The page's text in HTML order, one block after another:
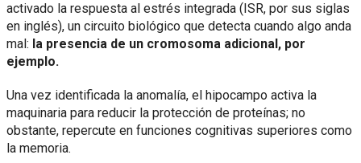
activado la respuesta al estrés integrada (ISR, por sus siglas
en inglés), un circuito biológico que detecta cuando algo anda
mal: la presencia de un cromosoma adicional, por
ejemplo.
Una vez identificada la anomalía, el hipocampo activa la
maquinaria para reducir la protección de proteínas; no
obstante, repercute en funciones cognitivas superiores como
la memoria.